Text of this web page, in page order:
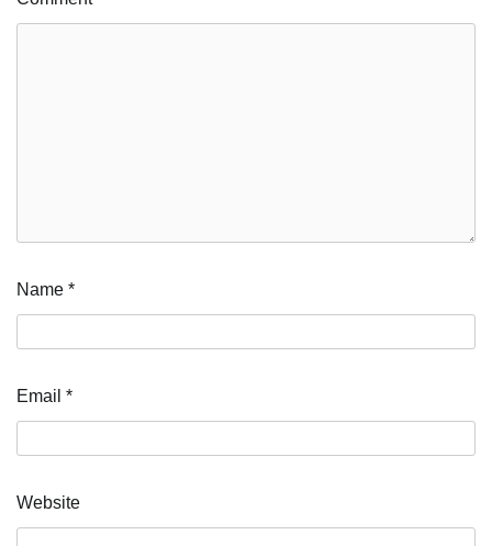
Name *
Email *
Website